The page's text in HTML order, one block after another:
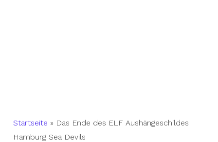
Startseite » Das Ende des ELF Aushängeschildes
Hamburg Sea Devils